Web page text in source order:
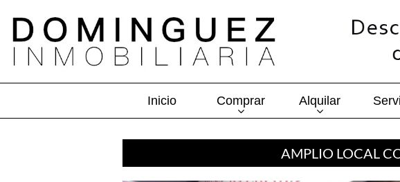
Inicio Comprar Alquilar
AMPLIO LOCAL